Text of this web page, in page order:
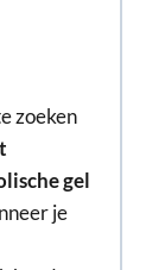
zoeken
gel
je